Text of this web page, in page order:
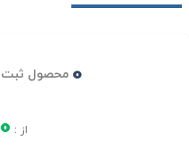
0 محصول ثبت
از : 0